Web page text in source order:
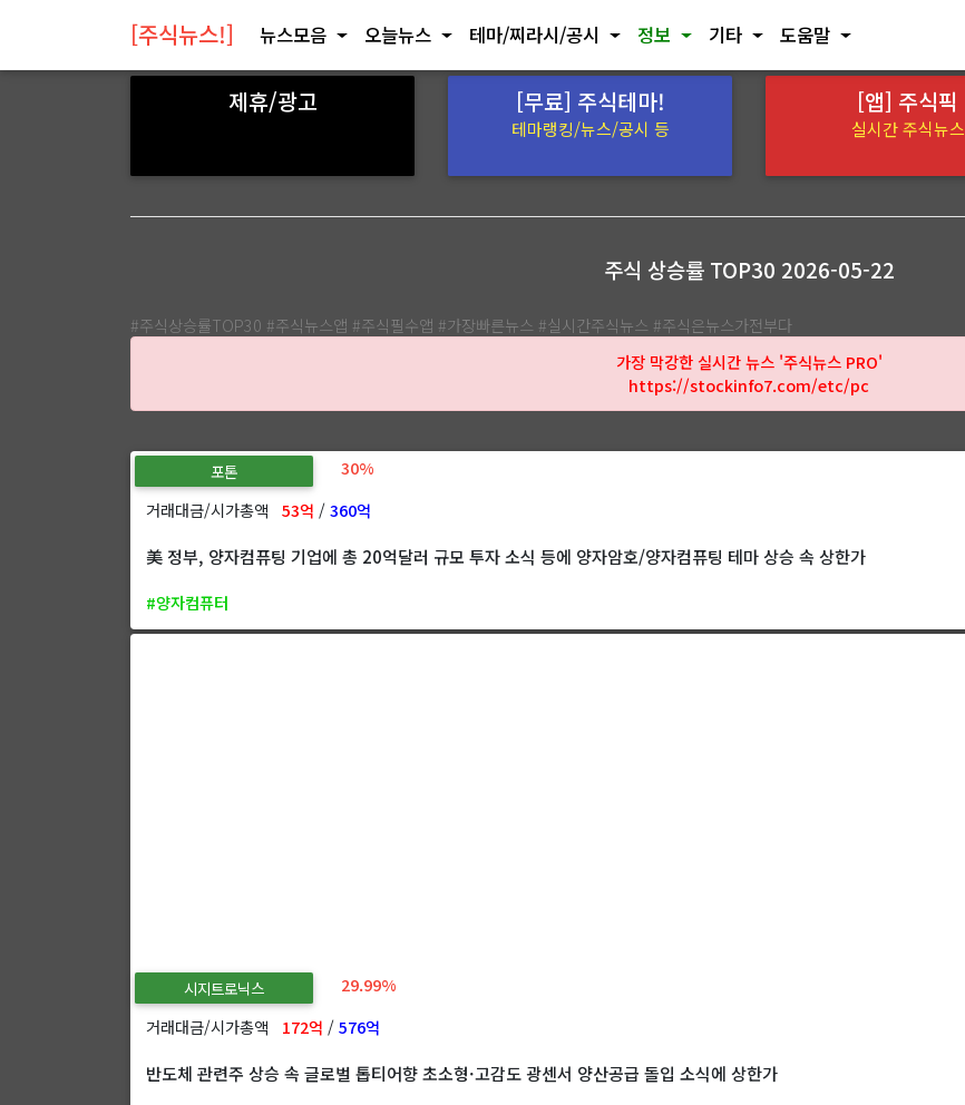
[주식뉴스!] 뉴스모음 오늘뉴스 테마/찌라시/공시 정보 기타 도움말
제휴/광고 [무료] 주식테마!
테마랭킹/뉴스/공시 등
[앱] 주식픽
실시간 주식뉴스
주식 상승률 TOP30 2026-05-22
#주식상승률TOP30 #주식뉴스앱 #주식필수앱 #가장빠른뉴스 #실시간주식뉴스 #주식은뉴스가전부다
가장 막강한 실시간 뉴스 '주식뉴스 PRO'
https://stockinfo7.com/etc/pc
포톤
30%
거래대금/시가총액 53억 /360억
美 정부, 양자컴퓨팅 기업에 총 20억달러 규모 투자 소식 등에 양자암호/양자컴퓨팅 테마 상승 속 상한가
#양자컴퓨터
시지트로닉스
29.99%
거래대금/시가총액 172억 /576억
반도체 관련주 상승 속 글로벌 톱티어향 초소형·고감도 광센서 양산공급 돌입 소식에 상한가